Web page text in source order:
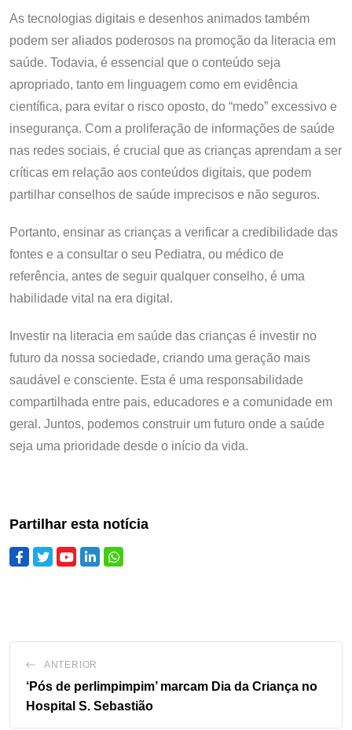
As tecnologias digitais e desenhos animados também
podem ser aliados poderosos na promoção da literacia em
saúde. Todavia, é essencial que o conteúdo seja
apropriado, tanto em linguagem como em evidência
científica, para evitar o risco oposto, do “medo” excessivo e
insegurança. Com a proliferação de informações de saúde
nas redes sociais, é crucial que as crianças aprendam a ser
críticas em relação aos conteúdos digitais, que podem
partilhar conselhos de saúde imprecisos e não seguros.
Portanto, ensinar as crianças a verificar a credibilidade das
fontes e a consultar o seu Pediatra, ou médico de
referência, antes de seguir qualquer conselho, é uma
habilidade vital na era digital.
Investir na literacia em saúde das crianças é investir no
futuro da nossa sociedade, criando uma geração mais
saudável e consciente. Esta é uma responsabilidade
compartilhada entre pais, educadores e a comunidade em
geral. Juntos, podemos construir um futuro onde a saúde
seja uma prioridade desde o início da vida.
Partilhar esta notícia
ANTERIOR
‘Pós de perlimpimpim’ marcam Dia da Criança no
Hospital S. Sebastião